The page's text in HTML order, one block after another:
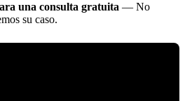
una consulta gratuita — No
su caso.